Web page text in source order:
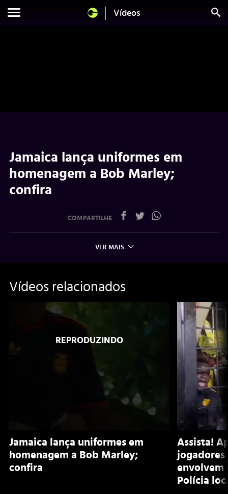
Vídeos
Jamaica lança uniformes em
homenagem a Bob Marley;
confira
COMPARTILHE
VER MAIS
Vídeos relacionados
Jamaica lança uniformes em
homenagem a Bob Marley;
confira
Assista!
jogadores
envolvem
Polícia